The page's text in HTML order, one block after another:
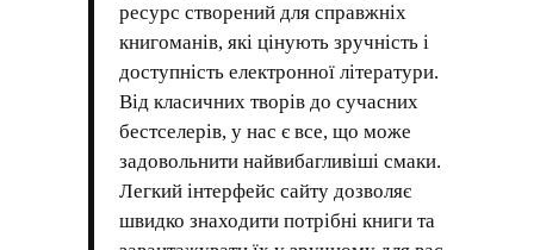
ресурс створений для справжніх
книгоманів, які цінують зручність і
доступність електронної літератури.
Від класичних творів до сучасних
бестселерів, у нас є все, що може
задовольнити найвибагливіші смаки.
Легкий інтерфейс сайту дозволяє
швидко знаходити потрібні книги та